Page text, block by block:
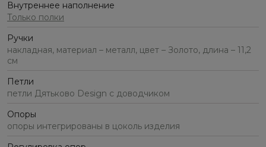
Внутреннее наполнение
Только полки
Ручки
накладная, материал – металл, цвет – Золото, длина – 11,2
см
Петли
петли Дятьково Design с доводчиком
Опоры
опоры интегрированы в цоколь изделия